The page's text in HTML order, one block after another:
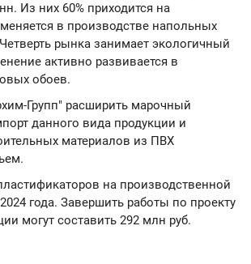
Из них 60% приходится на
в производстве напольных
рынка занимает экологичный
активно развивается в
обоев.
Групп" расширить марочный
данного вида продукции и
материалов из ПВХ
на производственной
2024 года. Завершить работы по проекту
могут составить 292 млн руб.